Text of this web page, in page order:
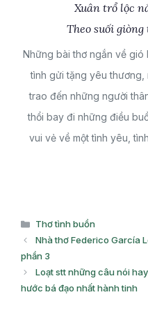
Xuân trổ lộc
Theo suối
Những bài thơ ngắn về gió
tình gửi tặng yêu
trao đến những người
thổi bay đi những điều
vui vẻ về một tình yêu,
Danh
mục
Thơ tình buồn
Nhà thơ Federico García
phần 3
Loạt stt những câu nói
hước bá đạo nhất hành tinh